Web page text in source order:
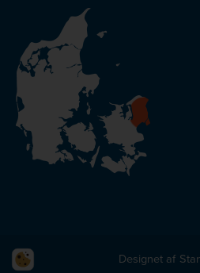
Designet af